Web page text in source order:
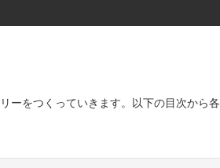
ーをつくっていきます。以下の目次から